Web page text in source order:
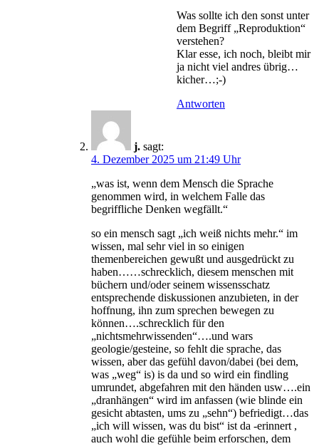
Was sollte ich den sonst unter
dem Begriff „Reproduktion“
verstehen?
Klar esse, ich noch, bleibt mir
ja nicht viel andres übrig…
kicher…;-)
Antworten
j. sagt:
4. Dezember 2025 um 21:49 Uhr
„was ist, wenn dem Mensch die Sprache
genommen wird, in welchem Falle das
begriffliche Denken wegfällt.“
so ein mensch sagt „ich weiß nichts mehr.“ im
wissen, mal sehr viel in so einigen
themenbereichen gewußt und ausgedrückt zu
haben……schrecklich, diesem menschen mit
büchern und/oder seinem wissensschatz
entsprechende diskussionen anzubieten, in der
hoffnung, ihn zum sprechen bewegen zu
können….schrecklich für den
„nichtsmehrwissenden“….und wars
geologie/gesteine, so fehlt die sprache, das
wissen, aber das gefühl davon/dabei (bei dem,
was „weg“ is) is da und so wird ein findling
umrundet, abgefahren mit den händen usw….ein
„dranhängen“ wird im anfassen (wie blinde ein
gesicht abtasten, ums zu „sehn“) befriedigt…das
„ich will wissen, was du bist“ ist da -erinnert ,
auch wohl die gefühle beim erforschen, dem